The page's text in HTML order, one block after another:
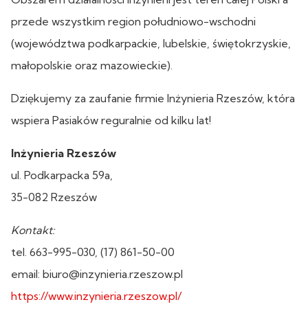
przede wszystkim region południowo-wschodni
(województwa podkarpackie, lubelskie, świętokrzyskie,
małopolskie oraz mazowieckie).
Dziękujemy za zaufanie firmie Inżynieria Rzeszów, która
wspiera Pasiaków reguralnie od kilku lat!
Inżynieria Rzeszów
ul. Podkarpacka 59a,
35-082 Rzeszów
Kontakt:
tel. 663-995-030, (17) 861-50-00
email: biuro@inzynieria.rzeszow.pl
https://www.inzynieria.rzeszow.pl/